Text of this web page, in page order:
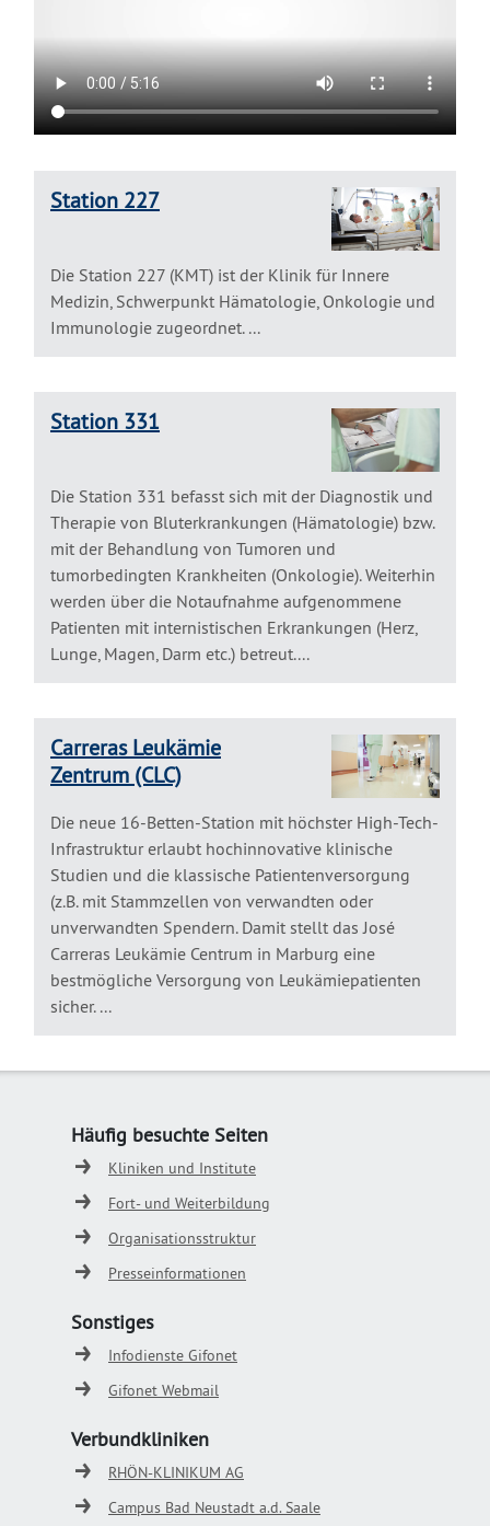
Station 227
Die Station 227 (KMT) ist der Klinik für Innere
Medizin, Schwerpunkt Hämatologie, Onkologie und
Immunologie zugeordnet. ...
Station 331
Die Station 331 befasst sich mit der Diagnostik und
Therapie von Bluterkrankungen (Hämatologie) bzw.
mit der Behandlung von Tumoren und
tumorbedingten Krankheiten (Onkologie). Weiterhin
werden über die Notaufnahme aufgenommene
Patienten mit internistischen Erkrankungen (Herz,
Lunge, Magen, Darm etc.) betreut....
Carreras Leukämie
Zentrum (CLC)
Die neue 16-Betten-Station mit höchster High-Tech-
Infrastruktur erlaubt hochinnovative klinische
Studien und die klassische Patientenversorgung
(z.B. mit Stammzellen von verwandten oder
unverwandten Spendern. Damit stellt das José
Carreras Leukämie Centrum in Marburg eine
bestmögliche Versorgung von Leukämiepatienten
sicher. ...
Häufig besuchte Seiten
Kliniken und Institute
Fort- und Weiterbildung
Organisationsstruktur
Presseinformationen
Sonstiges
Infodienste Gifonet
Gifonet Webmail
Verbundkliniken
RHÖN-KLINIKUM AG
Campus Bad Neustadt a.d. Saale